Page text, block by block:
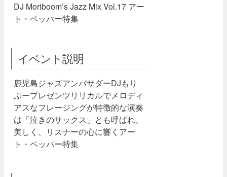
DJ Moriboom’s Jazz Mix Vol.17 アー
ト・ペッパー特集
イベント説明
鹿児島ジャズアンバサダーDJもり
ぶープレゼンツリリカルでメロディ
アスなフレージングが特徴的な演奏
は「泣きのサックス」とも呼ばれ、
美しく、リスナーの心に響くアー
ト・ペッパー特集